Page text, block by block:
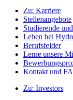
Zu: Karriere
Stellenangebote
Studierende
Leben bei
Berufsfelder
Lerne unsere
Kontakt und
Zu: Investors